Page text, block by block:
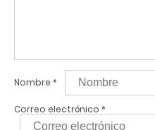
Nombre *
Correo electrónico *